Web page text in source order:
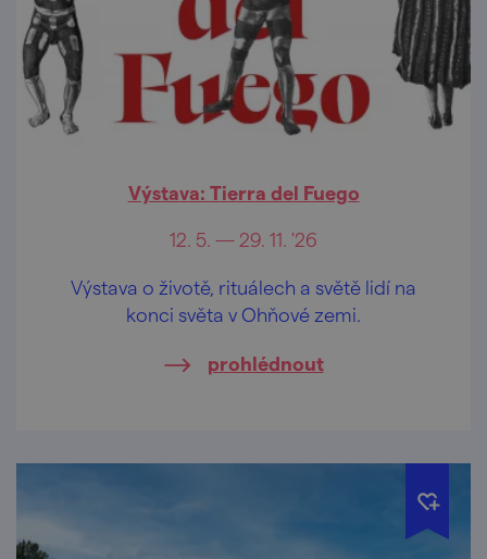
Výstava: Tierra del Fuego
12. 5. — 29. 11. '26
Výstava o životě, rituálech a světě lidí na
konci světa v Ohňové zemi.
prohlédnout